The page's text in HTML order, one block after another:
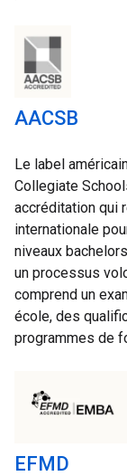
AACSB
Le label
Collegiate
accréditation qui
internationale
niveaux
un processus
comprend un
école, des
programmes de
EFMD